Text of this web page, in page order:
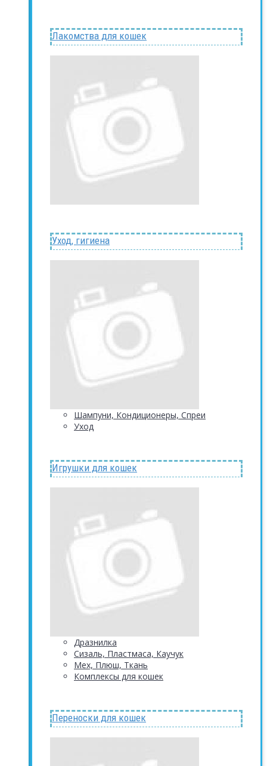
Лакомства для кошек
Уход, гигиена
Шампуни, Кондиционеры, Спреи
Уход
Игрушки для кошек
Дразнилка
Сизаль, Пластмаса, Каучук
Мех, Плюш, Ткань
Комплексы для кошек
Переноски для кошек